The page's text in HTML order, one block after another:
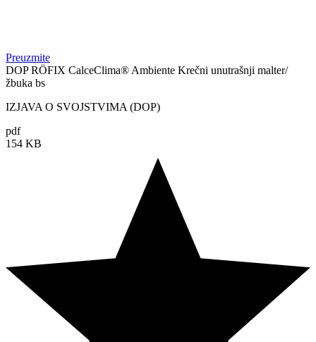
Preuzmite
DOP RÖFIX CalceClima® Ambiente Krečni unutrašnji malter/
žbuka bs
IZJAVA O SVOJSTVIMA (DOP)
pdf
154 KB